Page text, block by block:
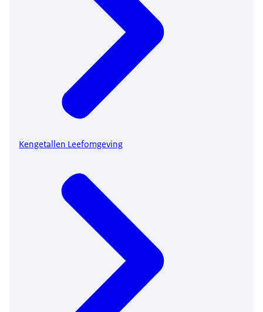
Kengetallen Leefomgeving